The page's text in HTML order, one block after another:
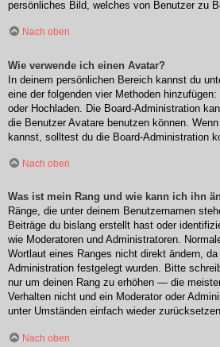
persönliches Bild, welches von Benutzer zu
Nach oben
Wie verwende ich einen Avatar?
In deinem persönlichen Bereich kannst du
eine der folgenden vier Methoden
oder Hochladen. Die Board-Administration
die Benutzer Avatare benutzen können.
kannst, solltest du die Board-Administration
Nach oben
Was ist mein Rang und wie kann ich ihn
Ränge, die unter deinem Benutzernamen
Beiträge du bislang erstellt hast oder
wie Moderatoren und Administratoren.
Wortlaut eines Ranges nicht direkt ändern,
Administration festgelegt wurden. Bitte
nur um deinen Rang zu erhöhen — die
Verhalten nicht und ein Moderator oder
unter Umständen einfach wieder
Nach oben